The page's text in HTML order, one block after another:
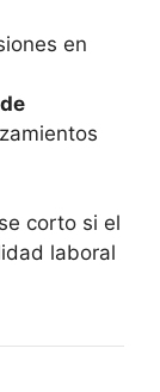
en
corto si el
laboral